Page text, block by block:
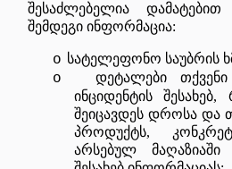
შესაძლებელია
შემდეგი ინფორმაცია:
o სატელეფონო საუბრის
o
დეტალები
ინციდენტის
შეიცავდეს დროსა და
პროდუქტს,
არსებულ მაღაზიაში